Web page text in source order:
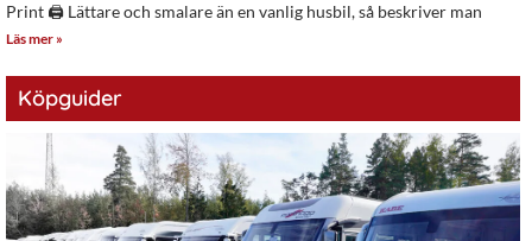
Print 🖨 Lättare och smalare än en vanlig husbil, så beskriver man
Läs mer »
Köpguider